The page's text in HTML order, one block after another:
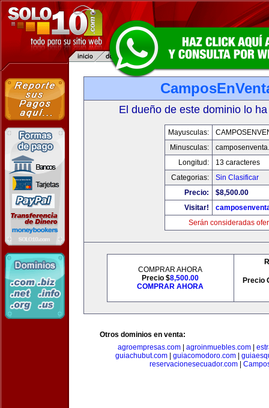
El dueño de este dominio lo
Mayusculas:
Minusculas:
Longitud:
13 caracteres
Categorias:
Sin Clasificar
Precio:
$8,500.00
Visitar!
Serán consideradas
COMPRAR AHORA
Precio $8,500.00
COMPRAR AHORA
Precio
Otros dominios en venta:
agroempresas.com| agroinmuebles.com|
guiachubut.com
guiacomodoro.com
reservacionesecuador.com